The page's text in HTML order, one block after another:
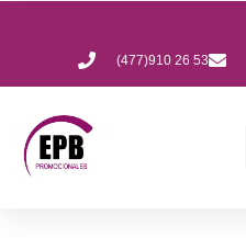
(477)910 26 53